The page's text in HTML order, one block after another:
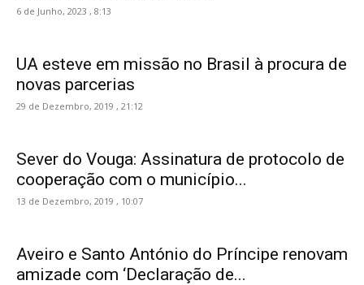
6 de Junho, 2023 , 8:13
UA esteve em missão no Brasil à procura de
novas parcerias
29 de Dezembro, 2019 , 21:12
Sever do Vouga: Assinatura de protocolo de
cooperação com o município...
13 de Dezembro, 2019 , 10:07
Aveiro e Santo António do Príncipe renovam
amizade com ‘Declaração de...